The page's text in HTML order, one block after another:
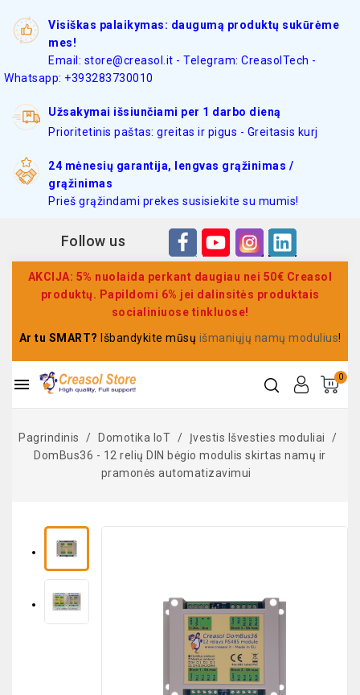
Visiškas palaikymas: daugumą produktų sukūrėme
mes!
Email: store@creasol.it - Telegram: CreasolTech -
Whatsapp: +393283730010
Užsakymai išsiunčiami per 1 darbo dieną
Prioritetinis paštas: greitas ir pigus - Greitasis kurj
24 mėnesių garantija, lengvas grąžinimas /
grąžinimas
Prieš grąžindami prekes susisiekite su mumis!
Follow us
AKCIJA: 5% nuolaida perkant daugiau nei 50€ Creasol
produktų. Papildomi 6% jei dalinsitės produktais
socialiniuose tinkluose!
Ar tu SMART? Išbandykite mūsų išmaniųjų namų modulius!
0

Pagrindinis Domotika IoT
Įvestis Išvesties moduliai
DomBus36 - 12 relių DIN bėgio modulis skirtas namų ir
pramonės automatizavimui